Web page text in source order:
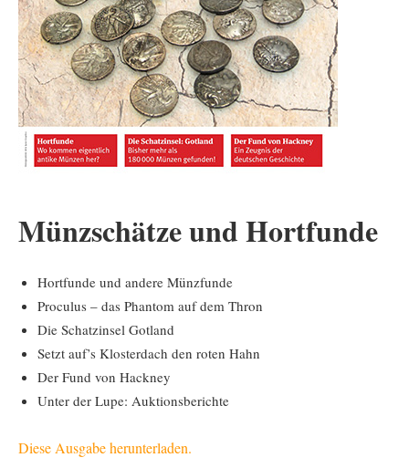
Münzschätze und Hortfunde
Hortfunde und andere Münzfunde
Proculus – das Phantom auf dem Thron
Die Schatzinsel Gotland
Setzt auf’s Klosterdach den roten Hahn
Der Fund von Hackney
Unter der Lupe: Auktionsberichte
Diese Ausgabe herunterladen.